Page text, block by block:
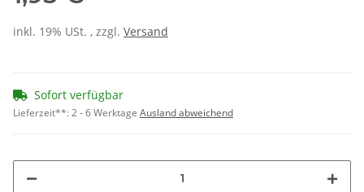
inkl. 19% USt. , zzgl. Versand
Sofort verfügbar
Lieferzeit**:2 - 6 Werktage Ausland abweichend